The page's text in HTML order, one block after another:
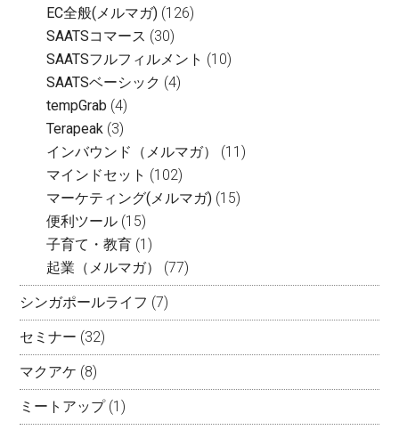
EC全般(メルマガ) (126)
SAATSコマース (30)
SAATSフルフィルメント (10)
SAATSベーシック (4)
tempGrab (4)
Terapeak (3)
インバウンド（メルマガ）
(11)
マインドセット (102)
マーケティング(メルマガ) (15)
便利ツール (15)
子育て・教育 (1)
起業（メルマガ）
(77)
シンガポールライフ (7)
セミナー (32)
マクアケ (8)
ミートアップ(1)